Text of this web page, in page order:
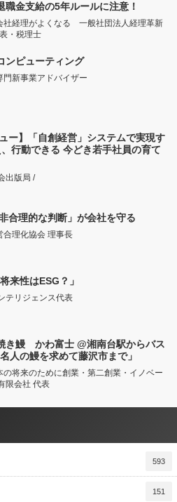
金支給の5年ルールに注意！
社経理がよくなる 一般社団法人経理革新
・税理士
ピューティング
門新事業アドバイザー
ー】「自創経営」システムで実現す
行動できる 今どき若手社員の育て
出版局 /
合理的な判断」が会社を守る
合理化協会 理事長
来性はESG？」
テリジェンス代表
鰻 かわ富士 @湘南台駅からバス
の鰻を求めて藤沢市まで」
の将来のために創業・第二創業・イノベー
限会社 代表
593
151